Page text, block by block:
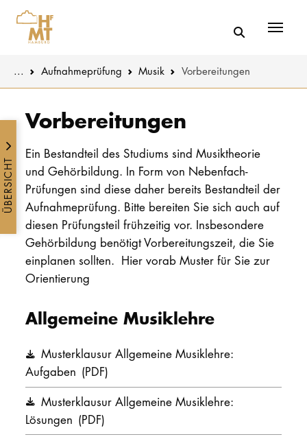
You are here:
... Aufnahmeprüfung Musik Vorbereitungen
Vorbereitungen
Ein Bestandteil des Studiums sind Musiktheorie
und Gehörbildung. In Form von Nebenfach-
Prüfungen sind diese daher bereits Bestandteil der
Aufnahmeprüfung. Bitte bereiten Sie sich auch auf
diesen Prüfungsteil frühzeitig vor. Insbesondere
Gehörbildung benötigt Vorbereitungszeit, die Sie
einplanen sollten. Hier vorab Muster für Sie zur
Orientierung
Allgemeine Musiklehre
Musterklausur Allgemeine Musiklehre:
Aufgaben (PDF)
Musterklausur Allgemeine Musiklehre:
Lösungen (PDF)
ÜBERSICHT
KULTUR-
Service